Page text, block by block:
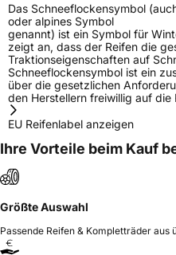
Das Schneeflockensymbol
oder alpines Symbol
genannt) ist ein Symbol für
zeigt an, dass der Reifen die
Traktionseigenschaften auf
Schneeflockensymbol ist ein
über die gesetzlichen
den Herstellern freiwillig auf die
EU Reifenlabel anzeigen
Ihre Vorteile beim Kauf
Größte Auswahl
Passende Reifen & Kompletträder aus